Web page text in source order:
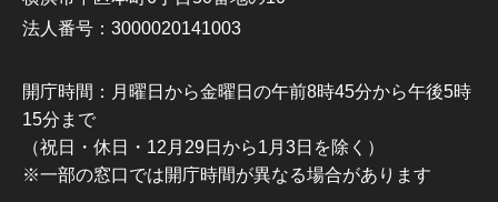
法人番号：3000020141003
開庁時間：月曜日から金曜日の午前8時45分から午後5時
15分まで
（祝日・休日・12月29日から1月3日を除く）
※一部の窓口では開庁時間が異なる場合があります